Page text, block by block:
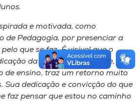
e motivada, como
de Pedagogia, por presenciar a
que se faz. É visível que o
da professora Fabiane, ao
de ensino, traz um retorno muito
Sua dedicação e convicção do que
faz pensar que estou no caminho